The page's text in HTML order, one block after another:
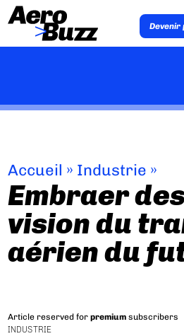
Devenir
Accueil » Industrie »
Embraer
vision du
aérien du
Article reserved forpremium subscribers
INDUSTRIE